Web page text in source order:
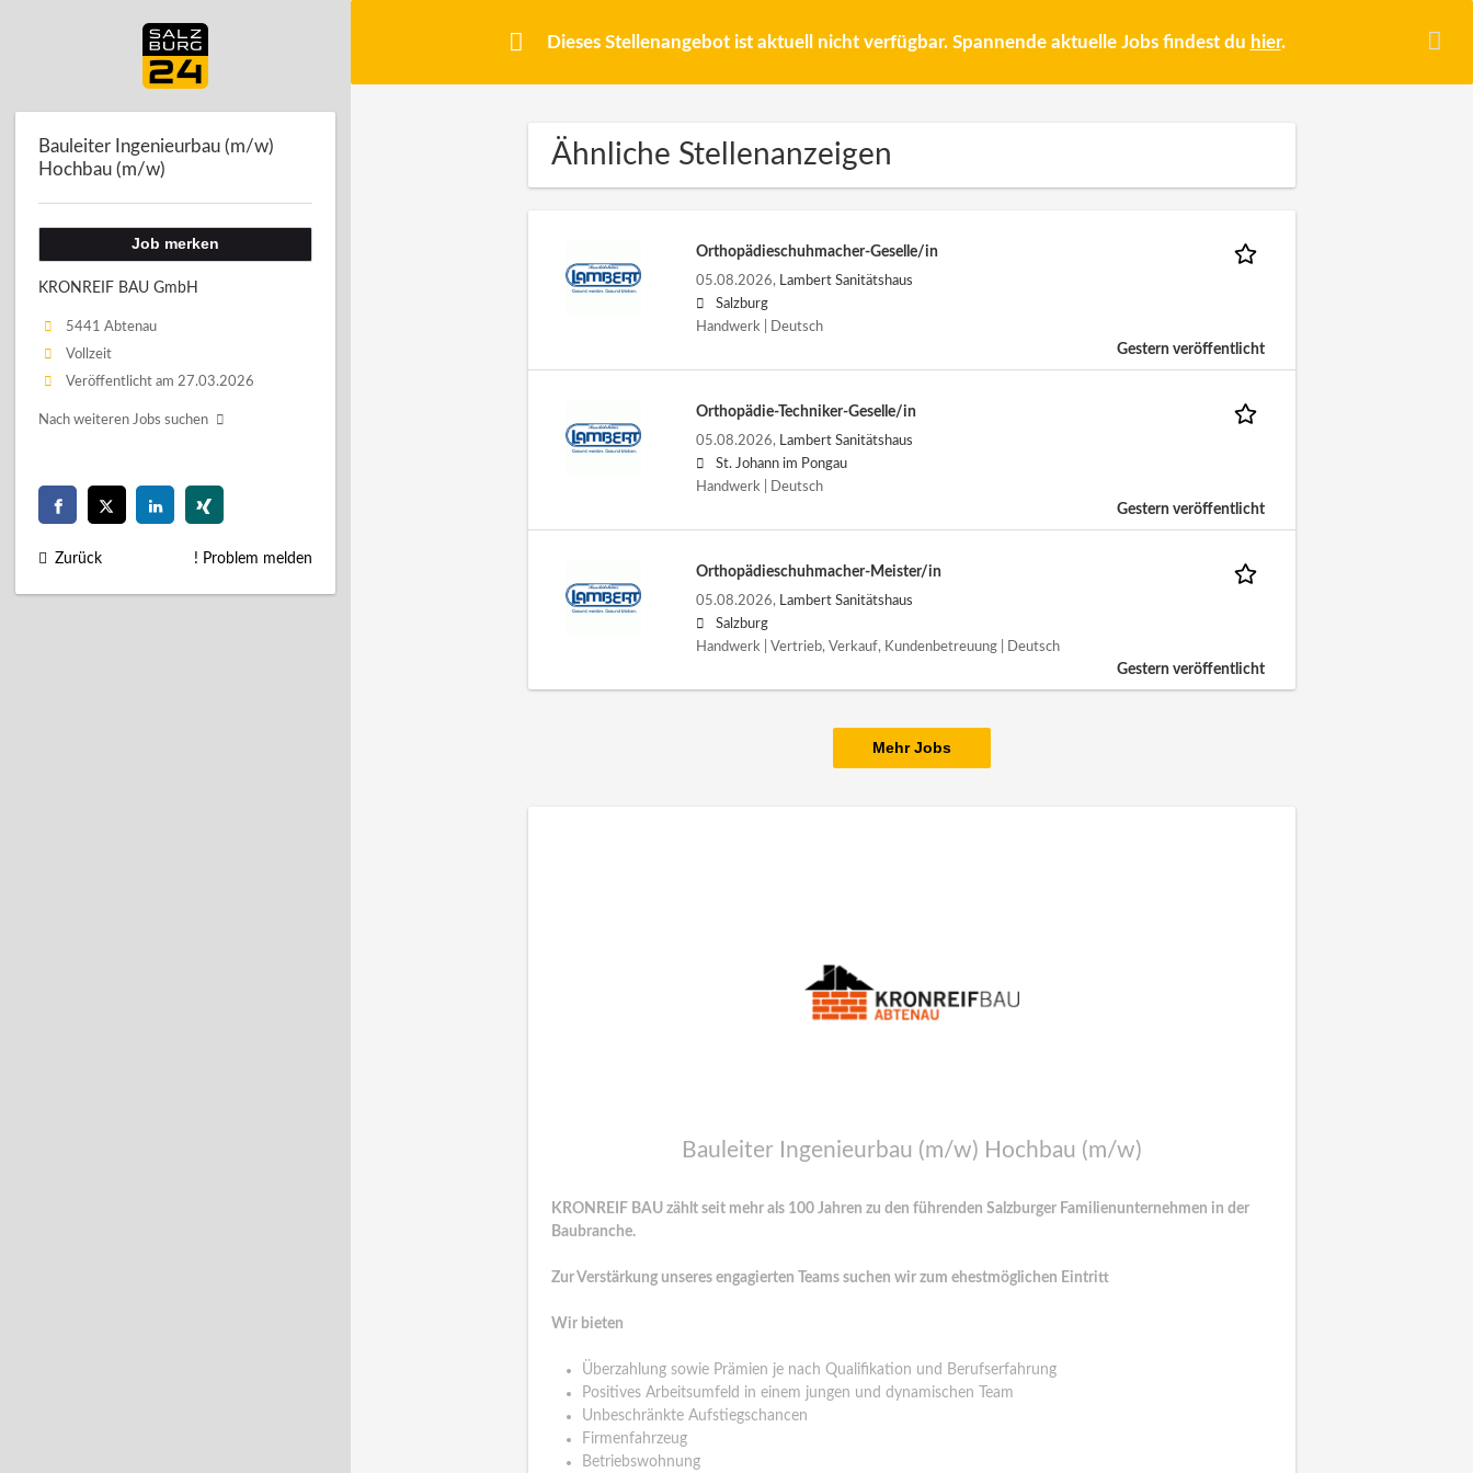
Dieses Stellenangebot ist aktuell nicht verfügbar. Spannende aktuelle Jobs findest du hier.
Ähnliche Stellenanzeigen
Orthopädieschuhmacher-Geselle/in
05.08.2026,
Lambert Sanitätshaus
Salzburg
Handwerk | Deutsch
Gestern veröffentlicht
Orthopädie-Techniker-Geselle/in
05.08.2026,
Lambert Sanitätshaus
St. Johann im Pongau
Handwerk | Deutsch
Gestern veröffentlicht
Orthopädieschuhmacher-Meister/in
05.08.2026,
Lambert Sanitätshaus
Salzburg
Handwerk | Vertrieb, Verkauf, Kundenbetreuung | Deutsch
Gestern veröffentlicht
Mehr Jobs
Bauleiter Ingenieurbau (m/w) Hochbau (m/w)
KRONREIF BAU zählt seit mehr als 100 Jahren zu den führenden Salzburger Familienunternehmen in der
Baubranche.
Zur Verstärkung unseres engagierten Teams suchen wir zum ehestmöglichen Eintritt
Wir bieten
Überzahlung sowie Prämien je nach Qualifikation und Berufserfahrung
Positives Arbeitsumfeld in einem jungen und dynamischen Team
Unbeschränkte Aufstiegschancen
Firmenfahrzeug
Betriebswohnung
Bauleiter Ingenieurbau (m/w)
Hochbau (m/w)
Job merken
KRONREIF BAU GmbH
5441 Abtenau
Vollzeit
Veröffentlicht am 27.03.2026
Nach weiteren Jobs suchen
Zurück ! Problem melden